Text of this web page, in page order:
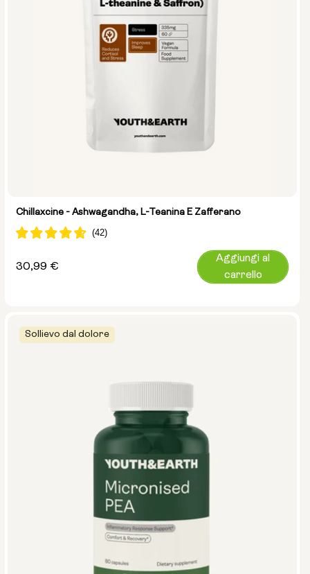
Chillaxcine - Ashwagandha, L-Teanina E Zafferano
Prezzo
30,99 €
Aggiungi al
carrello
Sollievo dal dolore